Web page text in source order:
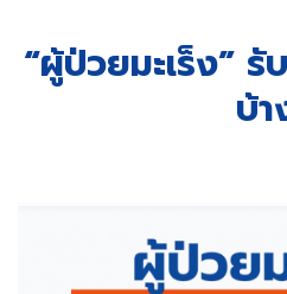
“ผู้ป่วยมะเร็ง” รั
บ้า